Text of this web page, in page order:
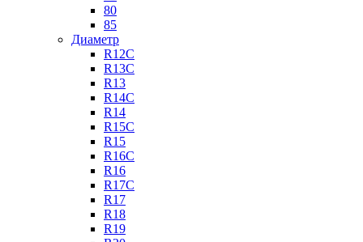
80
85
Диаметр
R12C
R13C
R13
R14C
R14
R15C
R15
R16C
R16
R17C
R17
R18
R19